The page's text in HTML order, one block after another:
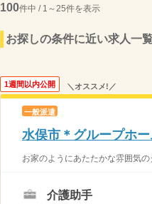
100件中 / 1～25件を表示
お探しの条件に近い求人一
1週間以内公開 ＼オススメ!／
一般派遣
水俣市＊グループホ
お家のようにあたたかな雰囲気
介護助手